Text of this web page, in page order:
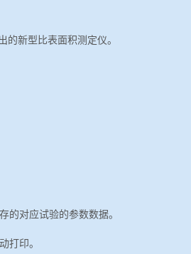
的新型比表面积测定仪。
的对应试验的参数数据。
打印。